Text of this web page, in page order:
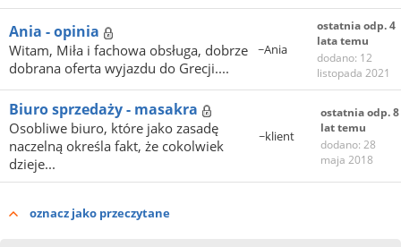
Ania - opinia
Witam, Miła i fachowa obsługa, dobrze
dobrana oferta wyjazdu do Grecji....
~Ania
ostatnia odp. 4
lata temu
dodano: 12
listopada 2021
Biuro sprzedaży - masakra
Osobliwe biuro, które jako zasadę
naczelną określa fakt, że cokolwiek
dzieje...
~klient
ostatnia odp. 8
lat temu
dodano: 28
maja 2018
oznacz jako przeczytane